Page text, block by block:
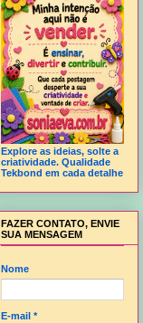
Explore as ideias, solte a
criatividade. Qualidade
Tekbond em cada detalhe
FAZER CONTATO, ENVIE
SUA MENSAGEM
Nome
E-mail *